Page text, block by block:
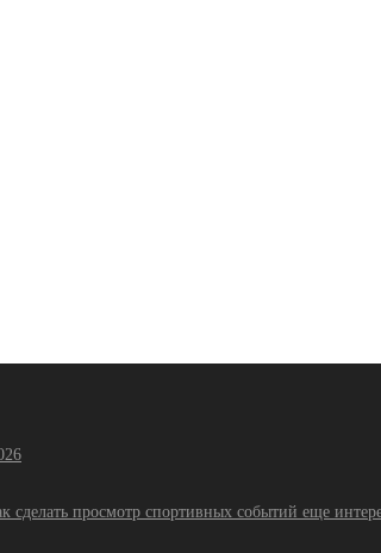
сделать просмотр спортивных событий еще